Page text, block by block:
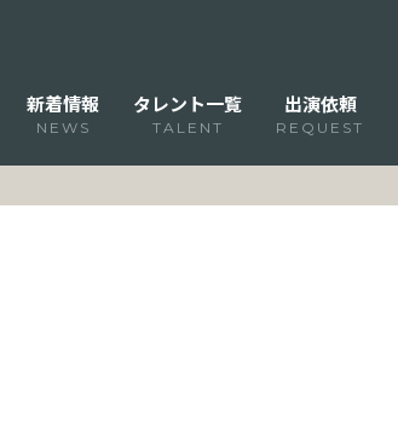
新着情報
NEWS
タレント一覧
TALENT
出演依頼
REQUEST